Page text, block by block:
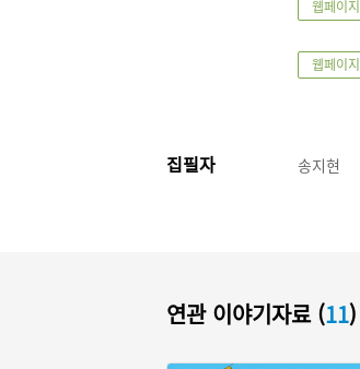
웹페이지
웹페이지
집필자 송지현
연관 이야기자료 (11)